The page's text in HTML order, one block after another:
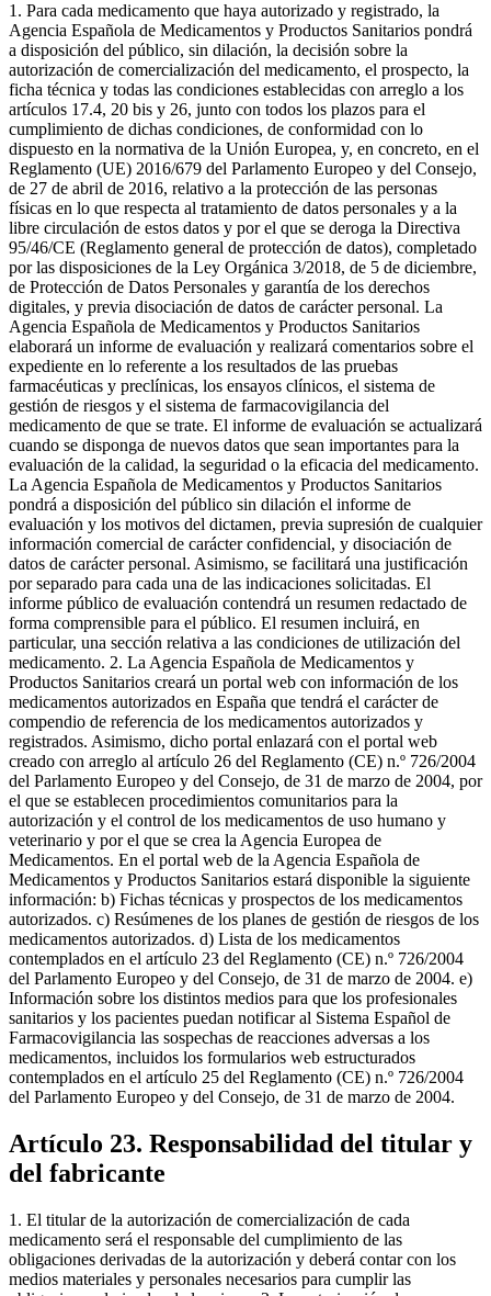
1. Para cada medicamento que haya autorizado y registrado, la
Agencia Española de Medicamentos y Productos Sanitarios pondrá
a disposición del público, sin dilación, la decisión sobre la
autorización de comercialización del medicamento, el prospecto, la
ficha técnica y todas las condiciones establecidas con arreglo a los
artículos 17.4, 20 bis y 26, junto con todos los plazos para el
cumplimiento de dichas condiciones, de conformidad con lo
dispuesto en la normativa de la Unión Europea, y, en concreto, en el
Reglamento (UE) 2016/679 del Parlamento Europeo y del Consejo,
de 27 de abril de 2016, relativo a la protección de las personas
físicas en lo que respecta al tratamiento de datos personales y a la
libre circulación de estos datos y por el que se deroga la Directiva
95/46/CE (Reglamento general de protección de datos), completado
por las disposiciones de la Ley Orgánica 3/2018, de 5 de diciembre,
de Protección de Datos Personales y garantía de los derechos
digitales, y previa disociación de datos de carácter personal. La
Agencia Española de Medicamentos y Productos Sanitarios
elaborará un informe de evaluación y realizará comentarios sobre el
expediente en lo referente a los resultados de las pruebas
farmacéuticas y preclínicas, los ensayos clínicos, el sistema de
gestión de riesgos y el sistema de farmacovigilancia del
medicamento de que se trate. El informe de evaluación se actualizará
cuando se disponga de nuevos datos que sean importantes para la
evaluación de la calidad, la seguridad o la eficacia del medicamento.
La Agencia Española de Medicamentos y Productos Sanitarios
pondrá a disposición del público sin dilación el informe de
evaluación y los motivos del dictamen, previa supresión de cualquier
información comercial de carácter confidencial, y disociación de
datos de carácter personal. Asimismo, se facilitará una justificación
por separado para cada una de las indicaciones solicitadas. El
informe público de evaluación contendrá un resumen redactado de
forma comprensible para el público. El resumen incluirá, en
particular, una sección relativa a las condiciones de utilización del
medicamento. 2. La Agencia Española de Medicamentos y
Productos Sanitarios creará un portal web con información de los
medicamentos autorizados en España que tendrá el carácter de
compendio de referencia de los medicamentos autorizados y
registrados. Asimismo, dicho portal enlazará con el portal web
creado con arreglo al artículo 26 del Reglamento (CE) n.º 726/2004
del Parlamento Europeo y del Consejo, de 31 de marzo de 2004, por
el que se establecen procedimientos comunitarios para la
autorización y el control de los medicamentos de uso humano y
veterinario y por el que se crea la Agencia Europea de
Medicamentos. En el portal web de la Agencia Española de
Medicamentos y Productos Sanitarios estará disponible la siguiente
información: b) Fichas técnicas y prospectos de los medicamentos
autorizados. c) Resúmenes de los planes de gestión de riesgos de los
medicamentos autorizados. d) Lista de los medicamentos
contemplados en el artículo 23 del Reglamento (CE) n.º 726/2004
del Parlamento Europeo y del Consejo, de 31 de marzo de 2004. e)
Información sobre los distintos medios para que los profesionales
sanitarios y los pacientes puedan notificar al Sistema Español de
Farmacovigilancia las sospechas de reacciones adversas a los
medicamentos, incluidos los formularios web estructurados
contemplados en el artículo 25 del Reglamento (CE) n.º 726/2004
del Parlamento Europeo y del Consejo, de 31 de marzo de 2004.
Artículo 23. Responsabilidad del titular y
del fabricante
1. El titular de la autorización de comercialización de cada
medicamento será el responsable del cumplimiento de las
obligaciones derivadas de la autorización y deberá contar con los
medios materiales y personales necesarios para cumplir las